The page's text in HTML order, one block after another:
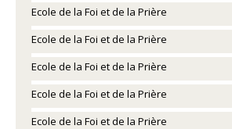
Ecole de la Foi et de la Prière
Ecole de la Foi et de la Prière
Ecole de la Foi et de la Prière
Ecole de la Foi et de la Prière
Ecole de la Foi et de la Prière